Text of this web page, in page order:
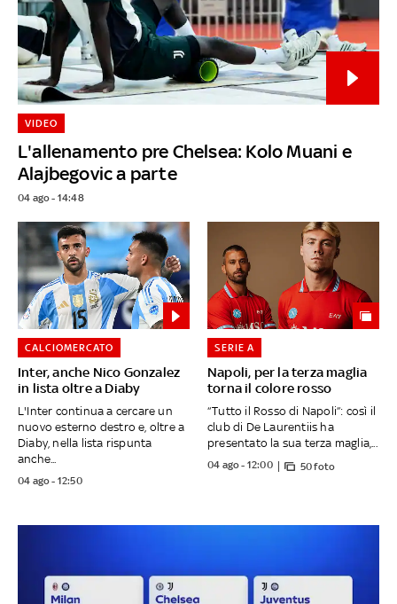
L'allenamento pre Chelsea: Kolo Muani e
Alajbegovic a parte
VIDEO
04 ago - 14:48
Inter, anche Nico Gonzalez
in lista oltre a Diaby
CALCIOMERCATO
L'Inter continua a cercare un
nuovo esterno destro e, oltre a
Diaby, nella lista rispunta
anche...
04 ago - 12:50
Napoli, per la terza maglia
torna il colore rosso
SERIE A
“Tutto il Rosso di Napoli”: così il
club di De Laurentiis ha
presentato la sua terza maglia,...
04 ago - 12:00 50 foto